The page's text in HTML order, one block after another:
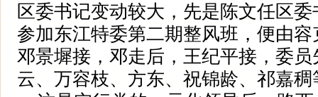
区委书记变动较大，先是陈文任区委
参加东江特委第二期整风班，便由
邓景墀接，邓走后，王纪平接，委
云、万容枝、方东、祝锦龄、祁嘉稠